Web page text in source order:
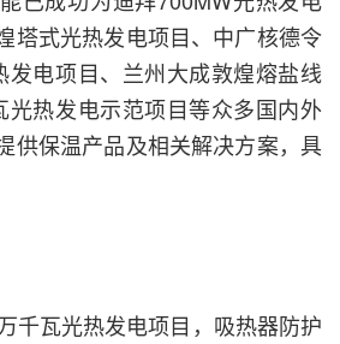
塔式光热发电项目、中广核德令
发电项目、兰州大成敦煌熔盐线
光热发电示范项目等众多国内外
供保温产品及相关解决方案，具
千瓦光热发电项目，吸热器防护